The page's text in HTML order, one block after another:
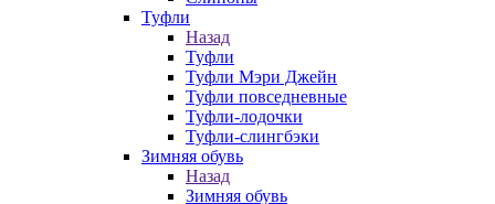
Туфли
Назад
Туфли
Туфли Мэри Джейн
Туфли повседневные
Туфли-лодочки
Туфли-слингбэки
Зимняя обувь
Назад
Зимняя обувь